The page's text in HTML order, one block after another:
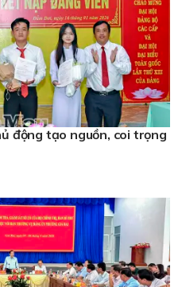
động tạo nguồn, coi trọng